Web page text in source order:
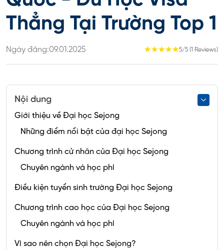
Thẳng Tại Trường Top 1
Ngày đăng:09.01.2025 ☆
☆
☆
☆
☆ 5/5 (1 Reviews)
Nội dung
Giới thiệu về Đại học Sejong
Những điểm nổi bật của đại học Sejong
Chương trình cử nhân của Đại học Sejong
Chuyên ngành và học phí
Điều kiện tuyển sinh trường Đại học Sejong
Chương trình cao học của Đại học Sejong
Chuyên ngành và học phí
Vì sao nên chọn Đại học Sejong?